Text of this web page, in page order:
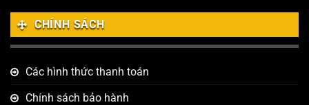
CHÍNH SÁCH
Các hình thức thanh toán
Chính sách bảo hành